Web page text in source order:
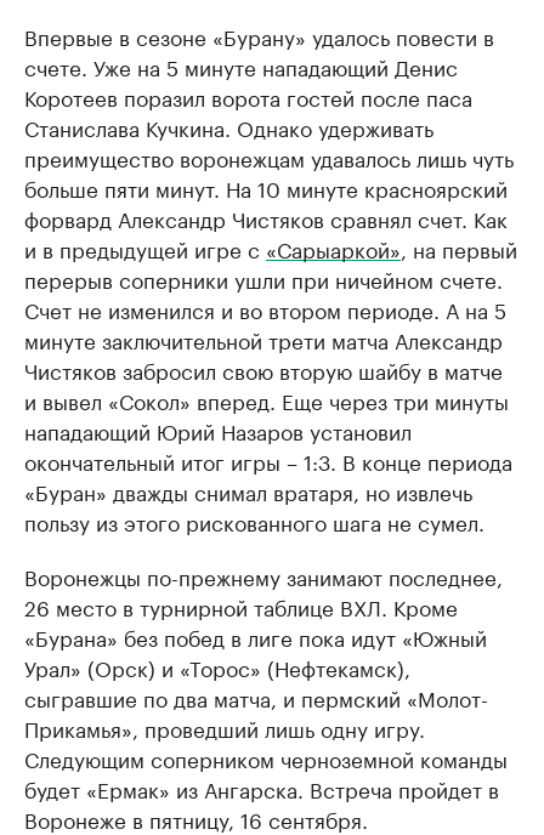
Впервые в сезоне «Бурану» удалось повести в
счете. Уже на 5 минуте нападающий Денис
Коротеев поразил ворота гостей после паса
Станислава Кучкина. Однако удерживать
преимущество воронежцам удавалось лишь чуть
больше пяти минут. На 10 минуте красноярский
форвард Александр Чистяков сравнял счет. Как
и в предыдущей игре с «Сарыаркой» , на первый
перерыв соперники ушли при ничейном счете.
Счет не изменился и во втором периоде. А на 5
минуте заключительной трети матча Александр
Чистяков забросил свою вторую шайбу в матче
и вывел «Сокол» вперед. Еще через три минуты
нападающий Юрий Назаров установил
окончательный итог игры – 1:3. В конце периода
«Буран» дважды снимал вратаря, но извлечь
пользу из этого рискованного шага не сумел.
Воронежцы по-прежнему занимают последнее,
26 место в турнирной таблице ВХЛ. Кроме
«Бурана» без побед в лиге пока идут «Южный
Урал» (Орск) и «Торос» (Нефтекамск),
сыгравшие по два матча, и пермский «Молот-
Прикамья», проведший лишь одну игру.
Следующим соперником черноземной команды
будет «Ермак» из Ангарска. Встреча пройдет в
Воронеже в пятницу, 16 сентября.